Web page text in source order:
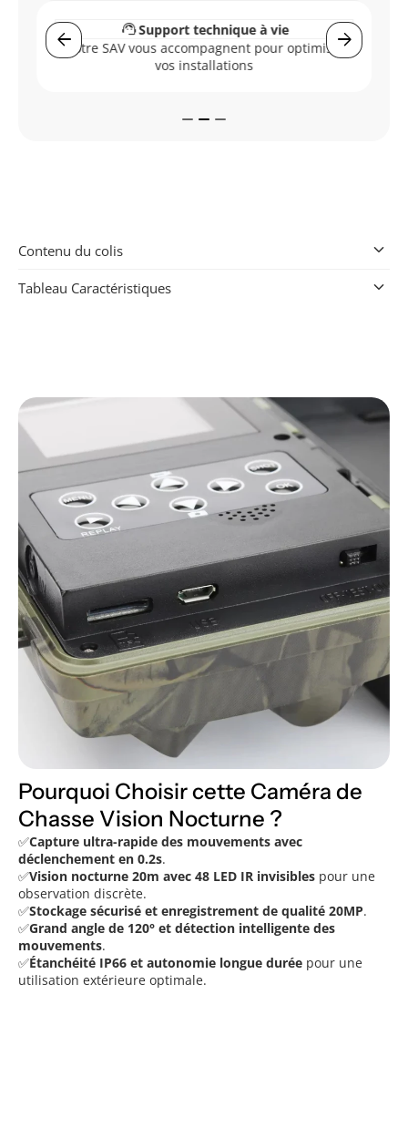
arrow_back arrow_forward
support_agentSupport technique à vie
Notre SAV vous accompagnent pour optimiser
vos installations
Contenu du colis keyboard_arrow_down
Tableau Caractéristiques keyboard_arrow_down
Pourquoi Choisir cette Caméra de
Chasse Vision Nocturne ?
✅Capture ultra-rapide des mouvements avec
déclenchement en 0.2s.
✅Vision nocturne 20m avec 48 LED IR invisibles pour une
observation discrète.
✅Stockage sécurisé et enregistrement de qualité 20MP.
✅Grand angle de 120° et détection intelligente des
mouvements.
✅Étanchéité IP66 et autonomie longue durée pour une
utilisation extérieure optimale.